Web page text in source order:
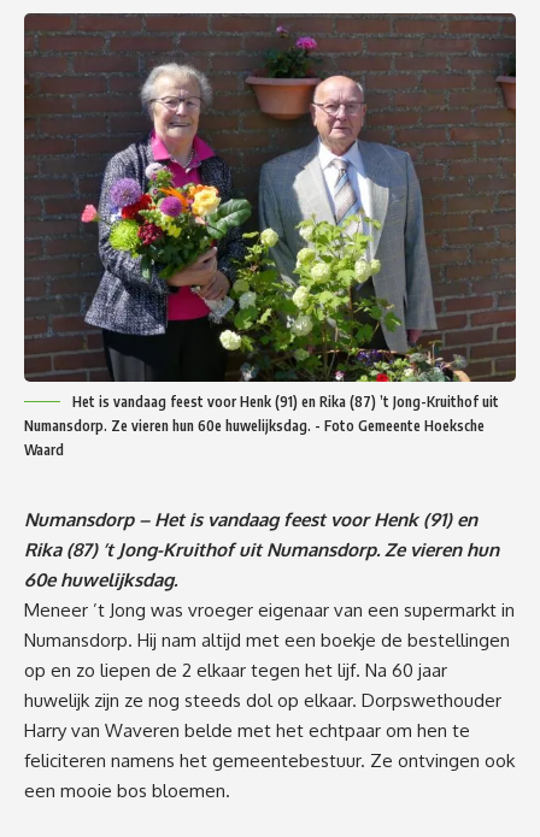
Het is vandaag feest voor Henk (91) en Rika (87) ’t Jong-Kruithof uit
Numansdorp. Ze vieren hun 60e huwelijksdag. - Foto Gemeente Hoeksche
Waard
Numansdorp – Het is vandaag feest voor Henk (91) en
Rika (87) ’t Jong-Kruithof uit Numansdorp. Ze vieren hun
60e huwelijksdag.
Meneer ’t Jong was vroeger eigenaar van een supermarkt in
Numansdorp. Hij nam altijd met een boekje de bestellingen
op en zo liepen de 2 elkaar tegen het lijf. Na 60 jaar
huwelijk zijn ze nog steeds dol op elkaar. Dorpswethouder
Harry van Waveren belde met het echtpaar om hen te
feliciteren namens het gemeentebestuur. Ze ontvingen ook
een mooie bos bloemen.